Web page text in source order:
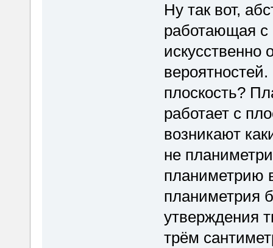
Ну так вот,
работающая с
искусственно
плоскость?
работает с
возникают
не
планиметрию
планиметрия
утверждения
трём